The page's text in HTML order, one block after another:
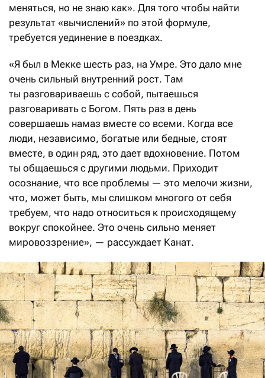
меняться, но не знаю как». Для того чтобы найти
результат «вычислений» по этой формуле,
требуется уединение в поездках.
«Я был в Мекке шесть раз, на Умре. Это дало мне
очень сильный внутренний рост. Там
ты разговариваешь с собой, пытаешься
разговаривать с Богом. Пять раз в день
совершаешь намаз вместе со всеми. Когда все
люди, независимо, богатые или бедные, стоят
вместе, в один ряд, это дает вдохновение. Потом
ты общаешься с другими людьми. Приходит
осознание, что все проблемы — это мелочи жизни,
что, может быть, мы слишком многого от себя
требуем, что надо относиться к происходящему
вокруг спокойнее. Это очень сильно меняет
мировоззрение», — рассуждает Канат.